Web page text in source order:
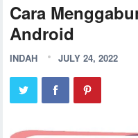
Cara
Android
INDAH JULY 24, 2022